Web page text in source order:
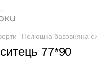
Пелюшка бавовняна
77*90